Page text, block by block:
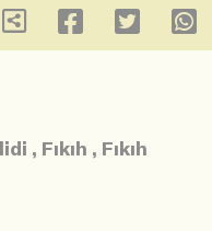
, Fıkıh , Fıkıh